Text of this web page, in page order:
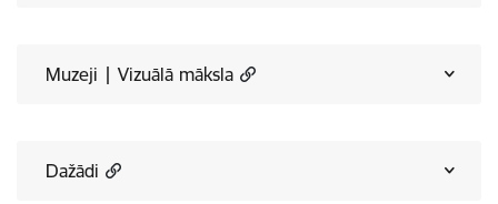
Muzeji | Vizuālā māksla
Dažādi